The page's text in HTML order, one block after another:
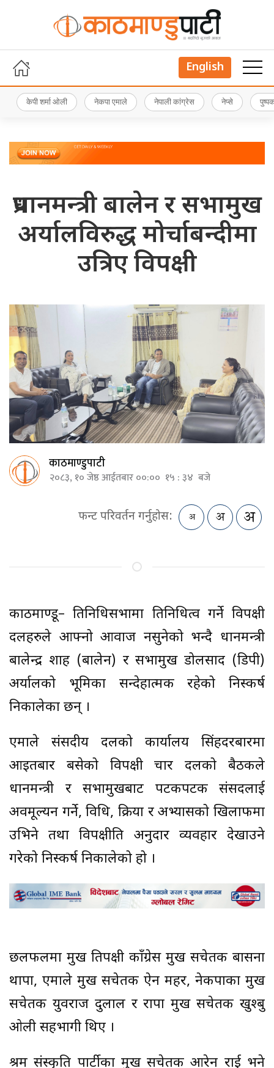
English
केपी शर्मा ओली नेकपा एमाले नेपाली कांग्रेस नेप्से
प्रधानमन्त्री बालेन र सभामुख
अर्यालविरुद्ध मोर्चाबन्दीमा
उत्रिए विपक्षी
काठमाण्डुपाटी
२०८३, १० जेष्ठ आईतबार ००:०० १५ : ३४ बजे
फन्ट परिवर्तन गर्नुहोस:
काठमाण्डू– प्रतिनिधिसभामा प्रतिनिधित्व गर्ने विपक्षी
दलहरुले आफ्नो आवाज नसुनेको भन्दै प्रधानमन्त्री
बालेन्द्र शाह (बालेन) र सभामुख डोलप्रसाद (डिपी)
अर्यालको भूमिका सन्देहात्मक रहेको निस्कर्ष
निकालेका छन् ।
एमाले संसदीय दलको कार्यालय सिंहदरबारमा
आइतबार बसेको विपक्षी चार दलको बैठकले
प्रधानमन्त्री र सभामुखबाट पटकपटक संसदलाई
अवमूल्यन गर्ने, विधि, प्रक्रिया र अभ्यासको खिलाफमा
उभिने तथा विपक्षीप्रति अनुदार व्यवहार देखाउने
गरेको निस्कर्ष निकालेको हो ।
छलफलमा प्रमुख प्रतिपक्षी काँग्रेस प्रमुख सचेतक बासना
थापा, एमाले प्रमुख सचेतक ऐन महर, नेकपाका प्रमुख
सचेतक युवराज दुलाल र राप्रपा प्रमुख सचेतक खुश्बु
ओली सहभागी थिए ।
श्रम संस्कृति पार्टीका प्रमुख सचेतक आरेन राई भने